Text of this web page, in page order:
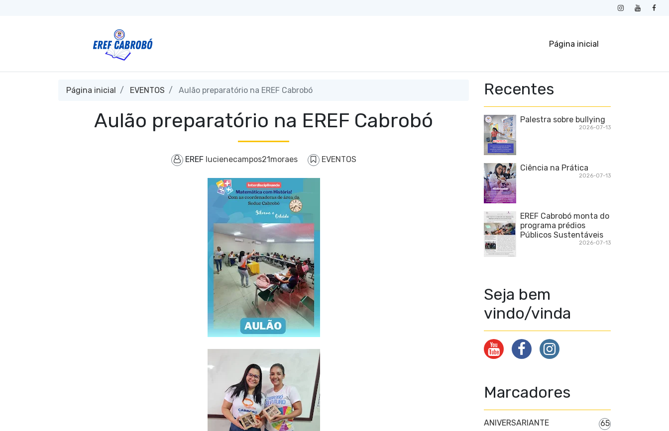
Página inicial
Página inicial EVENTOS Aulão preparatório na EREF Cabrobó
Aulão preparatório na EREF Cabrobó
EREF lucienecampos21moraes EVENTOS
Recentes
Palestra sobre bullying
2026-07-13
Ciência na Prática
2026-07-13
EREF Cabrobó monta do
programa prédios
Públicos Sustentáveis
2026-07-13
Seja bem
vindo/vinda
Marcadores
ANIVERSARIANTE
65